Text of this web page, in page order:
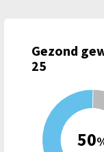
Gezond
25
50